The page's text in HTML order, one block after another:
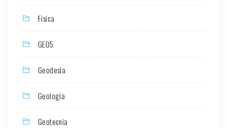
Física
GEO5
Geodesia
Geología
Geotecnia